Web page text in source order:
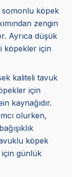
somonlu köpek
zengin
Ayrıca düşük
köpekler için
kaliteli tavuk
için
kaynağıdır.
olurken,
köpek
için günlük